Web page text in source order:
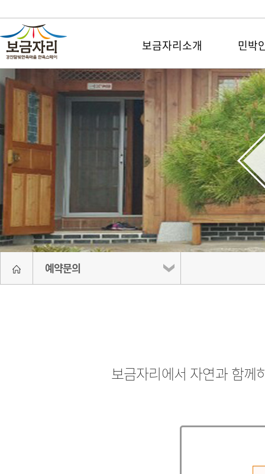
보금자리소개 민박
예약문의
보금자리에서 자연과 함께